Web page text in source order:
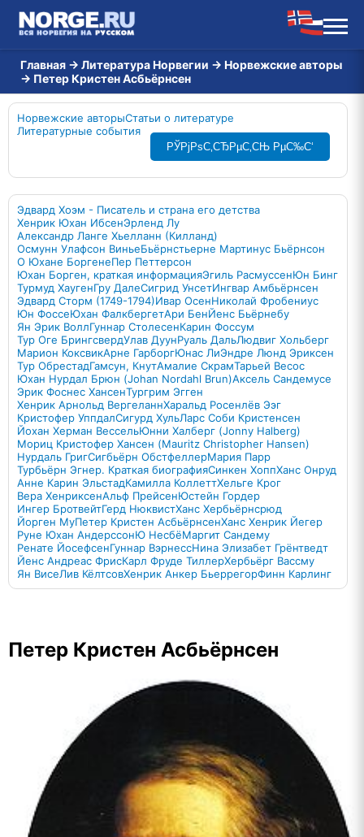
Главная → Литература Норвегии → Норвежские авторы
→ Петер Кристен Асбьёрнсен
Норвежские авторыСтатьи о литературе
Литературные события
РЎРјРѕС‚СЂРµС‚СЊ РµС‰С‘
Эдвард Хоэм - Писатель и страна его детства
Хенрик Юхан ИбсенЭрленд Лу
Александр Ланге Хьелланн (Килланд)
Осмунн Улафсон ВиньеБьёрнстьерне Мартинус Бьёрнсон
О Юхане БоргенеПер Петтерсон
Юхан Борген, краткая информацияЭгиль РасмуссенЮн Бинг
Турмуд ХаугенГру ДалеСигрид УнсетИнгвар Амбьёрнсен
Эдвард Сторм (1749-1794)Ивар ОсенНиколай Фробениус
Юн ФоссеЮхан ФалкбергетАри БенЙенс Бьёрнебу
Ян Эрик ВоллГуннар СтолесенКарин Фоссум
Тур Оге БрингсвердУлав ДуунРуаль ДальЛюдвиг Хольберг
Марион КоксвикАрне ГарборгЮнас ЛиЭндре Люнд Эриксен
Тур ОбрестадГамсун, КнутАмалие СкрамТарьей Весос
Юхан Нурдал Брюн (Johan Nordahl Brun)Аксель Сандемусе
Эрик Фоснес ХансенТургрим Эгген
Хенрик Арнольд ВергеланнХаральд Росенлёв Ээг
Кристофер УппдалСигурд ХульЛарс Соби Кристенсен
Йохан Херман ВессельЮнни Халберг (Jonny Halberg)
Мориц Кристофер Хансен (Mauritz Christopher Hansen)
Нурдаль ГригСигбьёрн ОбстфеллерМария Парр
Турбьёрн Эгнер. Краткая биографияСинкен ХоппХанс Онруд
Анне Карин ЭльстадКамилла КоллеттХельге Крог
Вера ХенриксенАльф ПрейсенЮстейн Гордер
Ингер БротвейтГерд НюквистХанс Хербьёрнсрюд
Йорген МуПетер Кристен АсбьёрнсенХанс Хенрик Йегер
Руне Юхан АндерссонЮ НесбёМаргит Сандему
Ренате ЙосефсенГуннар ВэрнессНина Элизабет Грёнтведт
Йенс Андреас ФрисКарл Фруде ТиллерХербьёрг Вассму
Ян ВисеЛив КёлтсовХенрик Анкер БьеррегорФинн Карлинг
Петер Кристен Асбьёрнсен